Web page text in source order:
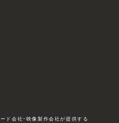
ド会社・映像製作会社が提供する